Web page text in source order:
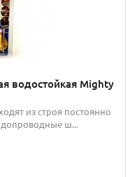
водостойкая Mighty
из строя постоянно
ш...